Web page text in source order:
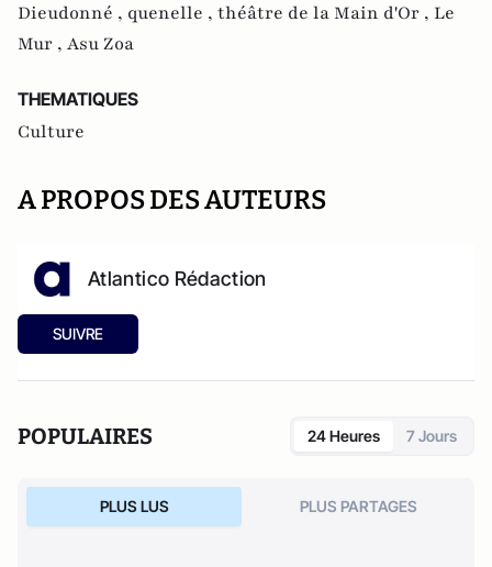
Dieudonné , quenelle , théâtre de la Main d'Or , Le
Mur , Asu Zoa
THEMATIQUES
Culture
A PROPOS DES AUTEURS
Atlantico Rédaction
SUIVRE
POPULAIRES 24 Heures 7 Jours
PLUS LUS PLUS PARTAGES